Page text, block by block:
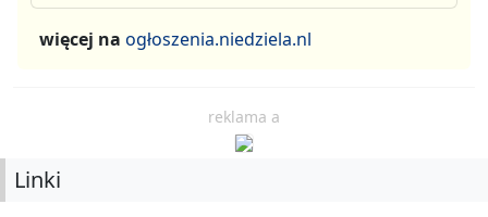
więcej na ogłoszenia.niedziela.nl
reklama a
Linki